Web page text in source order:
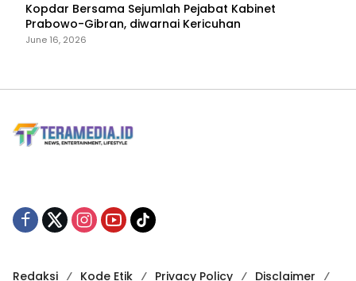
Kopdar Bersama Sejumlah Pejabat Kabinet
Prabowo-Gibran, diwarnai Kericuhan
June 16, 2026
Redaksi Kode Etik Privacy Policy Disclaimer